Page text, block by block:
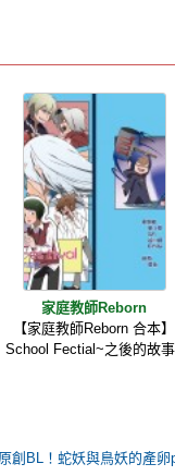
家庭教師Reborn
【家庭教師Reborn 合本】
School Fectial~之後的故
創BL！蛇妖與鳥妖的產卵